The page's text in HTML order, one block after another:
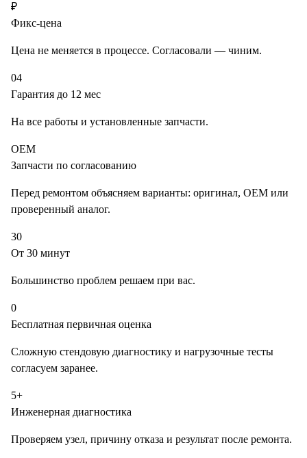
₽
Фикс-цена
Цена не меняется в процессе. Согласовали — чиним.
04
Гарантия до 12 мес
На все работы и установленные запчасти.
OEM
Запчасти по согласованию
Перед ремонтом объясняем варианты: оригинал, OEM или
проверенный аналог.
30
От 30 минут
Большинство проблем решаем при вас.
0
Бесплатная первичная оценка
Сложную стендовую диагностику и нагрузочные тесты
согласуем заранее.
5+
Инженерная диагностика
Проверяем узел, причину отказа и результат после ремонта.